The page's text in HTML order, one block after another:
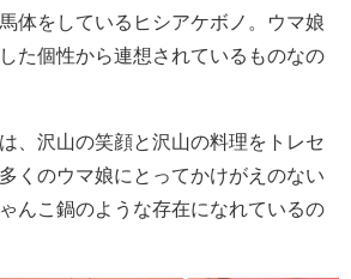
体をしているヒシアケボノ。ウマ娘
た個性から連想されているものなの
、沢山の笑顔と沢山の料理をトレセ
くのウマ娘にとってかけがえのない
んこ鍋のような存在になれているの